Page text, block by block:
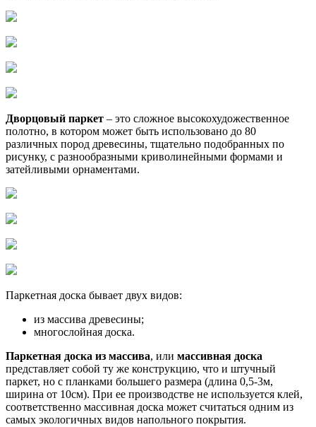
Дворцовый паркет – это сложное высокохудожественное
полотно, в котором может быть использовано до 80
различных пород древесины, тщательно подобранных по
рисунку, с разнообразными криволинейными формами и
затейливыми орнаментами.
Паркетная доска бывает двух видов:
из массива древесины;
многослойная доска.
Паркетная доска из массива, или массивная доска
представляет собой ту же конструкцию, что и штучный
паркет, но с планками большего размера (длина 0,5-3м,
ширина от 10см). При ее производстве не используется клей,
соответственно массивная доска может считаться одним из
самых экологичных видов напольного покрытия.